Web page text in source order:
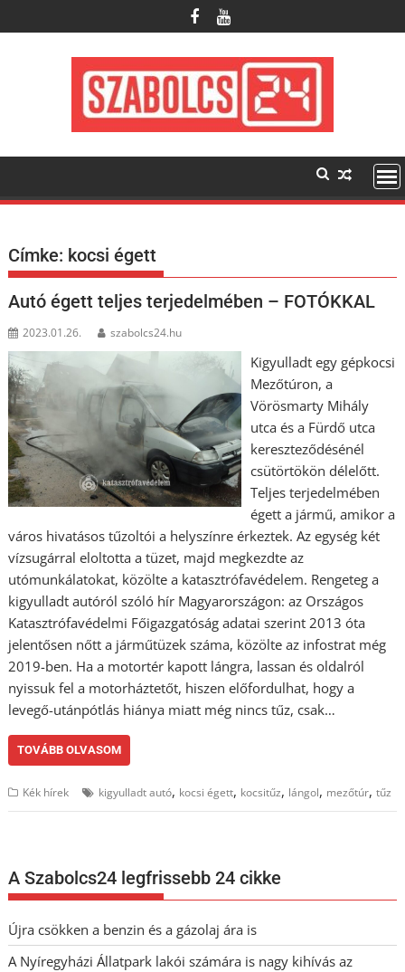
to
Címke: kocsi égett
Autó égett teljes terjedelmében – FOTÓKKAL
2023.01.26. szabolcs24.hu
Kigyulladt egy gépkocsi
Mezőtúron, a
Vörösmarty Mihály
utca és a Fürdő utca
kereszteződésénél
csütörtökön délelőtt.
Teljes terjedelmében
égett a jármű, amikor a
város hivatásos tűzoltói a helyszínre érkeztek. Az egység két
vízsugárral eloltotta a tüzet, majd megkezdte az
utómunkálatokat, közölte a katasztrófavédelem. Rengeteg a
kigyulladt autóról szóló hír Magyarországon: az Országos
Katasztrófavédelmi Főigazgatóság adatai szerint 2013 óta
jelentősen nőtt a járműtüzek száma, közölte az infostrat még
2019-ben. Ha a motortér kapott lángra, lassan és oldalról
nyissuk fel a motorháztetőt, hiszen előfordulhat, hogy a
levegő-utánpótlás hiánya miatt még nincs tűz, csak…
TOVÁBB OLVASOM
Kék hírek kigyulladt autó, kocsi égett, kocsitűz, lángol, mezőtúr,tűz
A Szabolcs24 legfrissebb 24 cikke
Újra csökken a benzin és a gázolaj ára is
A Nyíregyházi Állatpark lakói számára is nagy kihívás az